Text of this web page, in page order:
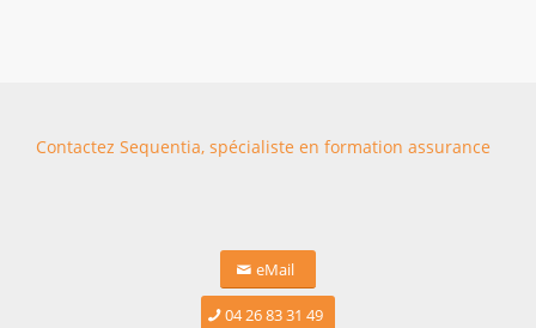
Contactez Sequentia, spécialiste en formation assurance
eMail
04 26 83 31 49